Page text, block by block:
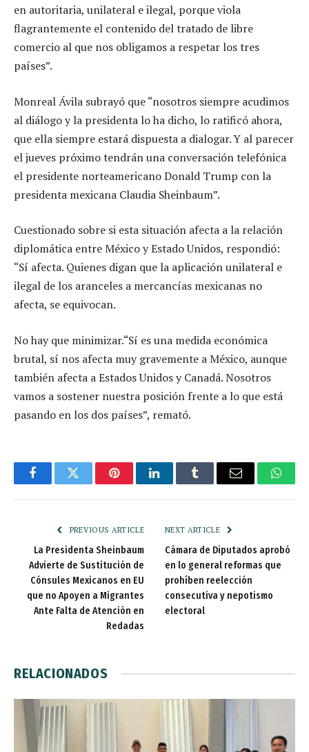
en autoritaria, unilateral e ilegal, porque viola
flagrantemente el contenido del tratado de libre
comercio al que nos obligamos a respetar los tres
países”.
Monreal Ávila subrayó que “nosotros siempre acudimos
al diálogo y la presidenta lo ha dicho, lo ratificó ahora,
que ella siempre estará dispuesta a dialogar. Y al parecer
el jueves próximo tendrán una conversación telefónica
el presidente norteamericano Donald Trump con la
presidenta mexicana Claudia Sheinbaum”.
Cuestionado sobre si esta situación afecta a la relación
diplomática entre México y Estado Unidos, respondió:
“Sí afecta. Quienes digan que la aplicación unilateral e
ilegal de los aranceles a mercancías mexicanas no
afecta, se equivocan.
No hay que minimizar.“Sí es una medida económica
brutal, sí nos afecta muy gravemente a México, aunque
también afecta a Estados Unidos y Canadá. Nosotros
vamos a sostener nuestra posición frente a lo que está
pasando en los dos países”, remató.
FacebookTwitter PinterestLinkedInTumblr Email
PREVIOUS ARTICLE
La Presidenta Sheinbaum
Advierte de Sustitución de
Cónsules Mexicanos en EU
que no Apoyen a Migrantes
Ante Falta de Atención en
Redadas
NEXT ARTICLE
Cámara de Diputados aprobó
en lo general reformas que
prohíben reelección
consecutiva y nepotismo
electoral
RELACIONADOS